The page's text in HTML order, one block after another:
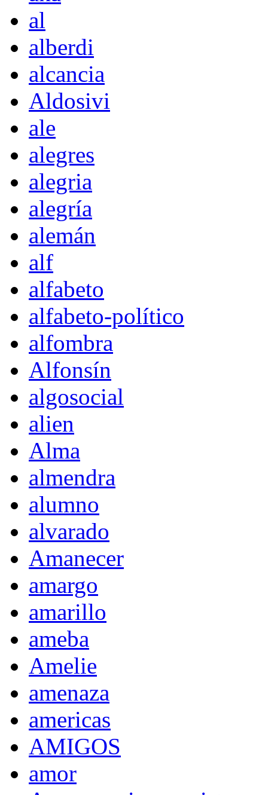
al
alberdi
alcancia
Aldosivi
ale
alegres
alegria
alegría
alemán
alf
alfabeto
alfabeto-político
alfombra
Alfonsín
algosocial
alien
Alma
almendra
alumno
alvarado
Amanecer
amargo
amarillo
ameba
Amelie
amenaza
americas
AMIGOS
amor